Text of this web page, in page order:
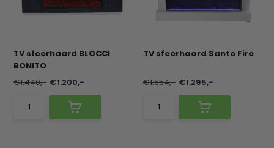
TV sfeerhaard BLOCCI
BONITO
€1.440,- €1.200,-
TV sfeerhaard Santo Fire
€1.554,- €1.295,-